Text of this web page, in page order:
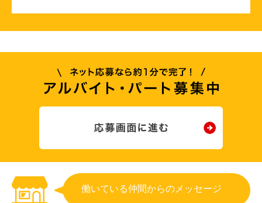
働いている仲間からのメッセージ